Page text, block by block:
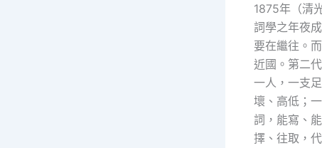
1875年（清
詞學之年夜
要在繼往。
近國。第二
一人，一支
壞、高低；
詞，能寫、
擇、往取，